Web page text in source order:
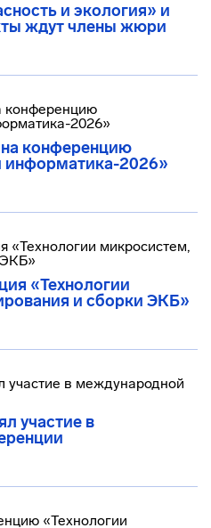
и экология» и
ждут члены жюри
конференцию
информатика-2026»
«Технологии
и сборки ЭКБ»
участие в